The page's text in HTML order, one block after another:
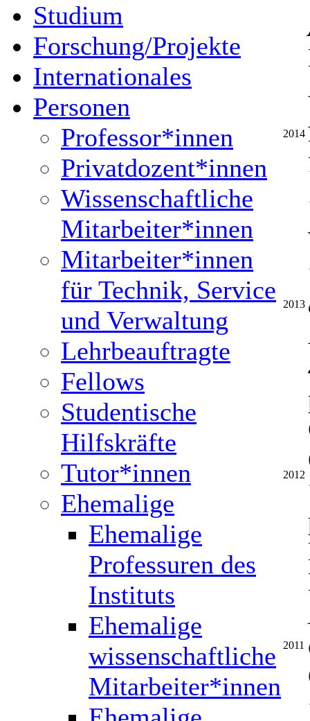
Studium
Forschung/Projekte
Internationales
Personen
Professor*innen
Privatdozent*innen
Wissenschaftliche
Mitarbeiter*innen
Mitarbeiter*innen
für Technik, Service
und Verwaltung
Lehrbeauftragte
Fellows
Studentische
Hilfskräfte
Tutor*innen
Ehemalige
Ehemalige
Professuren des
Instituts
Ehemalige
wissenschaftliche
Mitarbeiter*innen
2014
2013
2012
2011